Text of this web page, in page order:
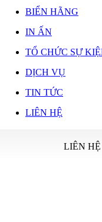
BIỂN HÃNG
IN ẤN
TỔ CHỨC SỰ
DỊCH VỤ
TIN TỨC
LIÊN HỆ
LIÊN HỆ